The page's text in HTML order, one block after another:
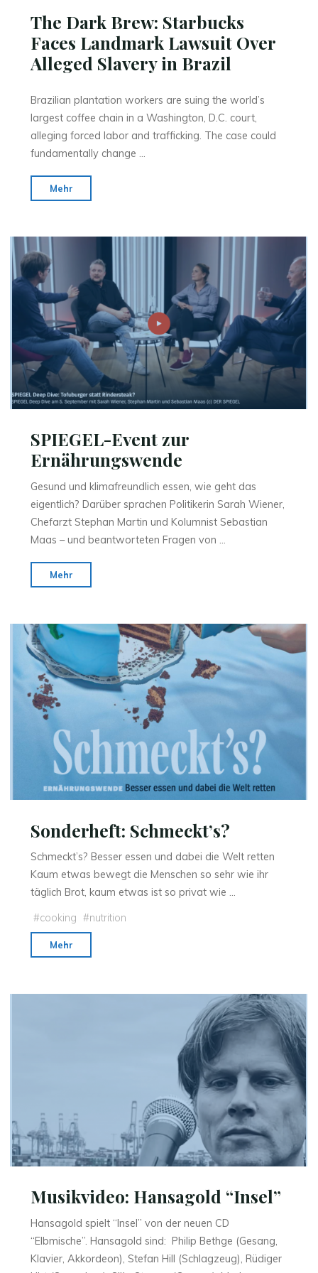
The Dark Brew: Starbucks
Faces Landmark Lawsuit Over
Alleged Slavery in Brazil
Brazilian plantation workers are suing the world’s
largest coffee chain in a Washington, D.C. court,
alleging forced labor and trafficking. The case could
fundamentally change …
Mehr
Dark
Starbucks
Faces
Landmark
Lawsuit
Over
Alleged
Slavery
in
Brazil"
SPIEGEL-Event zur
Ernährungswende
Gesund und klimafreundlich essen, wie geht das
eigentlich? Darüber sprachen Politikerin Sarah Wiener,
Chefarzt Stephan Martin und Kolumnist Sebastian
Maas – und beantworteten Fragen von …
Mehr
Event
Ernährungswende"
Sonderheft: Schmeckt’s?
Schmeckt’s? Besser essen und dabei die Welt retten
Kaum etwas bewegt die Menschen so sehr wie ihr
täglich Brot, kaum etwas ist so privat wie …
#cooking #nutrition
Mehr
Schmeckt’s?"
Musikvideo: Hansagold “Insel”
Hansagold spielt “Insel” von der neuen CD
“Elbmische”. Hansagold sind: Philip Bethge (Gesang,
Klavier, Akkordeon), Stefan Hill (Schlagzeug), Rüdiger